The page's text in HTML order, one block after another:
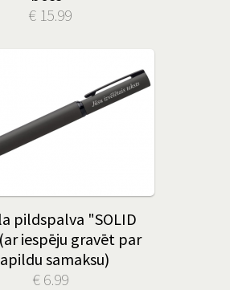
€ 15.99
pildspalva "SOLID
iespēju gravēt par
samaksu)
€ 6.99